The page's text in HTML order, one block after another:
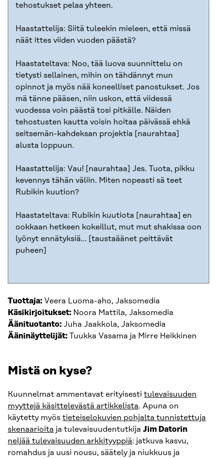
tehostukset pelaa yhteen.
Haastattelija: Siitä tuleekin mieleen, että missä
näät ittes viiden vuoden päästä?
Haastateltava: Noo, tää luova suunnittelu on
tietysti sellainen, mihin on tähdännyt mun
opinnot ja myös nää koneelliset panostukset. Jos
mä tänne pääsen, niin uskon, että viidessä
vuodessa voin päästä tosi pitkälle. Näiden
tehostusten kautta voisin hoitaa päivässä ehkä
seitsemän-kahdeksan projektia [naurahtaa]
alusta loppuun.
Haastattelija: Vau! [naurahtaa] Jes. Tuota, pikku
kevennys tähän väliin. Miten nopeasti sä teet
Rubikin kuution?
Haastateltava: Rubikin kuutiota [naurahtaa] en
ookkaan hetkeen kokeillut, mut mut shakissa oon
lyönyt ennätyksiä… [taustaäänet peittävät
puheen]
Tuottaja: Veera Luoma-aho, Jaksomedia
Käsikirjoitukset: Noora Mattila, Jaksomedia
Äänituotanto: Juha Jaakkola, Jaksomedia
Ääninäyttelijät: Tuukka Vasama ja Mirre Heikkinen
Mistä on kyse?
Kuunnelmat ammentavat erityisesti tulevaisuuden
myyttejä käsittelevästä artikkelista. Apuna on
käytetty myös tieteiselokuvien pohjalta tunnistettuja
skenaarioita ja tulevaisuudentutkija Jim Datorin
neljää tulevaisuuden arkkityyppiä: jatkuva kasvu,
romahdus ja uusi nousu, säätely ja niukkuus ja